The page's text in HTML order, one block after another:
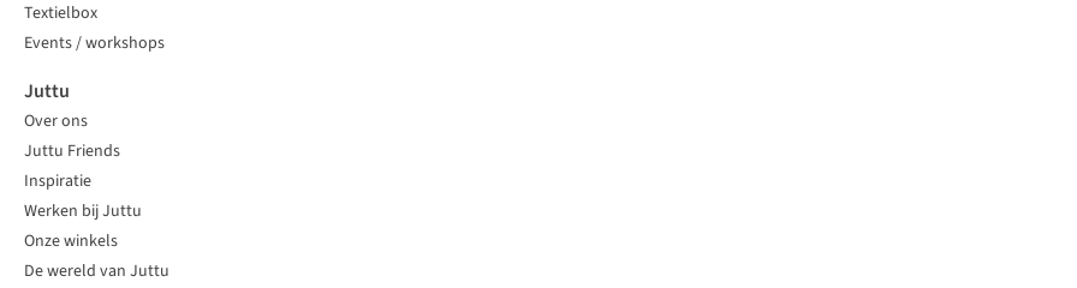
Textielbox
Events / workshops
Juttu
Over ons
Juttu Friends
Inspiratie
Werken bij Juttu
Onze winkels
De wereld van Juttu